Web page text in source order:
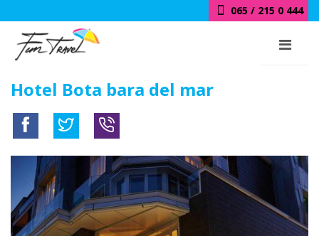
065 / 215 0 444
Hotel Bota bara del mar